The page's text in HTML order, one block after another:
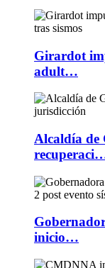
Girardot
adult…
Alcaldía de
inicio…